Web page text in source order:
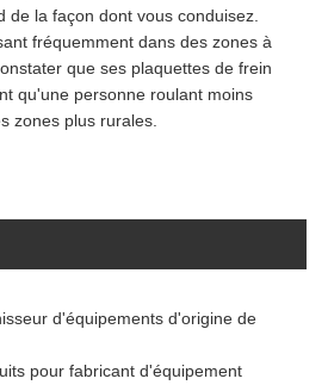
de la façon dont vous conduisez.
fréquemment dans des zones à
que ses plaquettes de frein
qu'une personne roulant moins
zones plus rurales.
d'équipements d'origine de
pour fabricant d'équipement